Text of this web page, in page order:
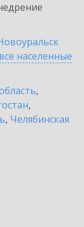
населенные
,
,
, Челябинская